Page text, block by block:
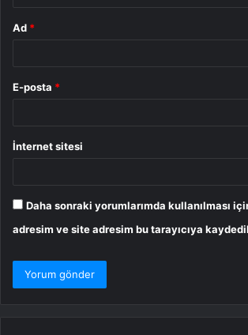
Ad *
E-posta *
İnternet sitesi
Daha sonraki yorumlarımda kullanılması
adresim ve site adresim bu tarayıcıya